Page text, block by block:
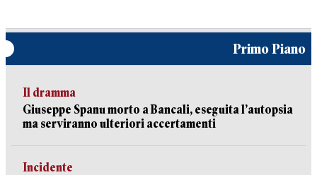
Primo Piano
Il dramma
Giuseppe Spanu morto a Bancali, eseguita l’autopsia
ma serviranno ulteriori accertamenti
Incidente